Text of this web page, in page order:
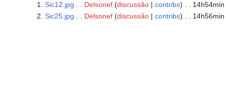
Sic12.jpg
Delsonef (discussão| contribs) . .
Sic25.jpg . . Delsonef (discussão| contribs) . .